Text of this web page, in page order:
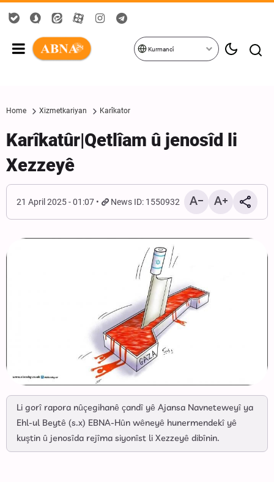
Kurmancî
Home Xizmetkariyan Karîkator
Karîkatûr|Qetlîam û jenosîd li
Xezzeyê
21 April 2025 - 01:07 News ID: 1550932
Li gorî rapora nûçegihanê çandî yê Ajansa Navneteweyî ya
Ehl-ul Beytê (s.x) EBNA-Hûn wêneyê hunermendekî yê
kuştin û jenosîda rejîma siyonîst li Xezzeyê dibînin.